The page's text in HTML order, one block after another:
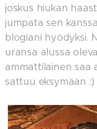
joskus hiukan
jumpata sen
blogiani hyödyksi.
uransa alussa
ammattilainen saa
sattuu eksymään :)